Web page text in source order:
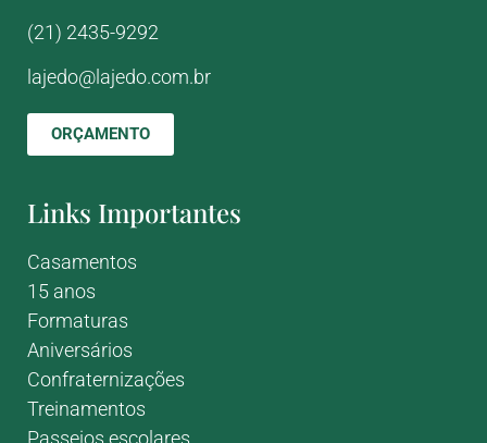
(21) 2435-9292
lajedo@lajedo.com.br
ORÇAMENTO
Links Importantes
Casamentos
15 anos
Formaturas
Aniversários
Confraternizações
Treinamentos
Passeios escolares